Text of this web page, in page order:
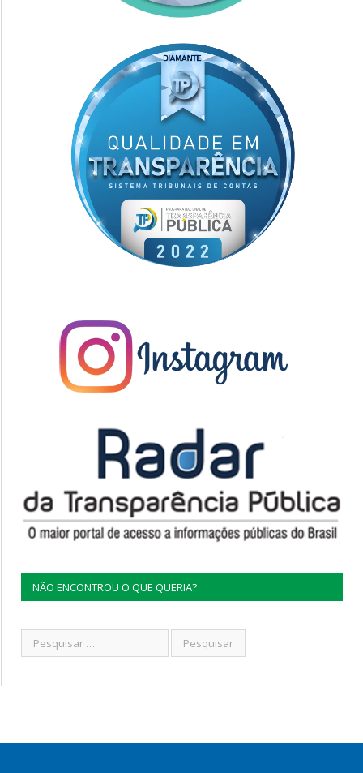
NÃO ENCONTROU O QUE QUERIA?